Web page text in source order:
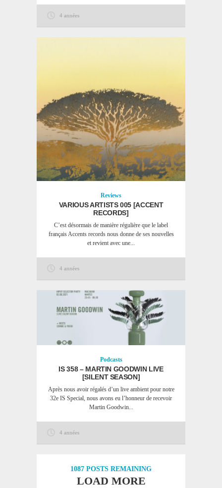
4 années
Reviews
VARIOUS ARTISTS 005 [ACCENT
RECORDS]
C’est désormais de manière régulière que le label
français Accents records nous donne de ses nouvelles
et revient avec une...
4 années
Podcasts
IS 358 – MARTIN GOODWIN LIVE
[SILENT SEASON]
Après nous avoir régalés d’un live ambient pour notre
32e IS Special, nous avons eu l’honneur de recevoir
Martin Goodwin...
4 années
1087 POSTS REMAINING
LOAD MORE